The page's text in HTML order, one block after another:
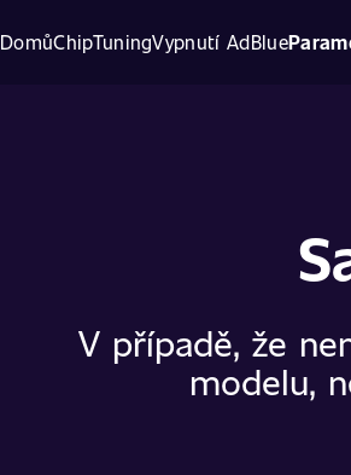
DomůChipTuningVypnutí AdBlue
V případě, že
modelu,